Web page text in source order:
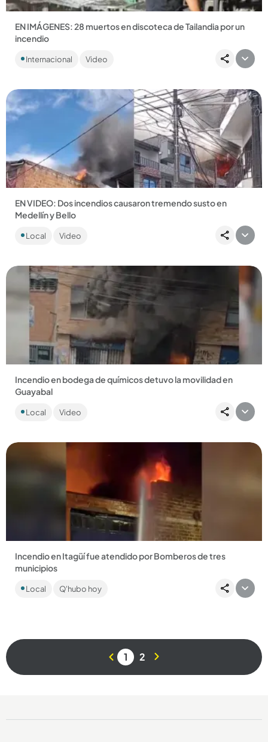
EN IMÁGENES: 28 muertos en discoteca de Tailandia por un
incendio
documentos de la discoteca estaban en orden, investigan
Internacional Video
Compartir Noticia
EN VIDEO: Dos incendios causaron tremendo susto en
Medellín y Bello
Las llamas afectaron una fábrica de papas chips y frituras en
el barrio Rosario (Bello) y un apartamento en el barrio La...
Local Video
Compartir Noticia
Incendio en bodega de químicos detuvo la movilidad en
Guayabal
persona resultó lesionada. ...
Local Video
Compartir Noticia
Incendio en Itagüí fue atendido por Bomberos de tres
municipios
empresas y estructuras aledañas....
Local Q'hubo hoy
1 2